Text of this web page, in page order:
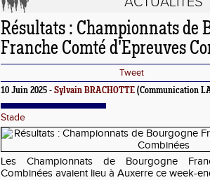
Résultats : Championnats de
Franche Comté d'Epreuves
Tweet
10 Juin 2025 - Sylvain BRACHOTTE (Communication
Stade
Les Championnats de Bourgogne
Combinées avaient lieu à Auxerre ce week-